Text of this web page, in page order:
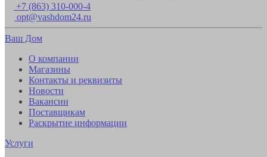
+7 (863) 310-000-4
opt@vashdom24.ru
Ваш Дом
О компании
Магазины
Контакты и реквизиты
Новости
Вакансии
Поставщикам
Раскрытие информации
Услуги